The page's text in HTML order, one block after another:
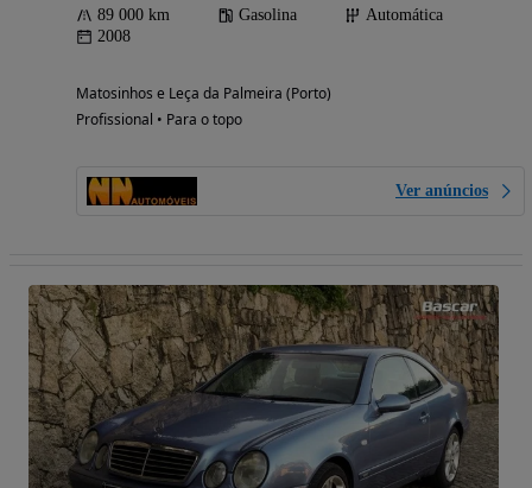
89 000 km Gasolina
Automática
2008
Matosinhos e Leça da Palmeira (Porto)
Profissional • Para o topo
Ver anúncios